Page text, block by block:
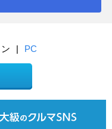
| PC